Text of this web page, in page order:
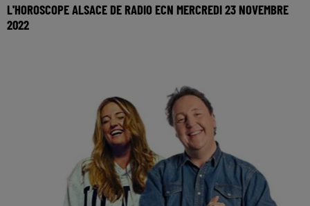
L'HOROSCOPE ALSACE DE RADIO ECN MERCREDI 23 NOVEMBRE
2022